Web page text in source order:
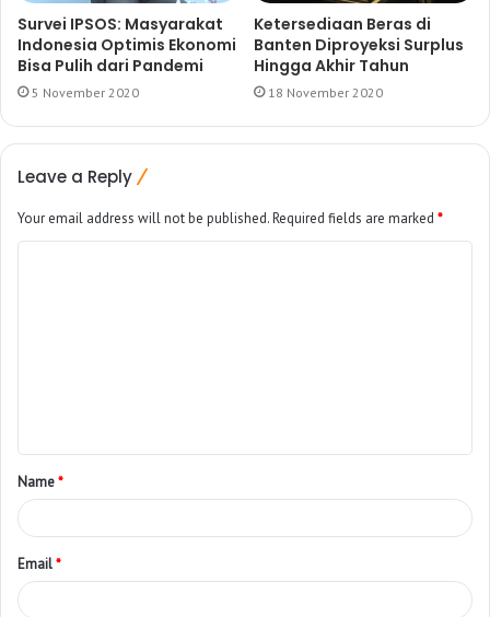
Survei IPSOS: Masyarakat
Indonesia Optimis Ekonomi
Bisa Pulih dari Pandemi
5 November 2020
Ketersediaan Beras di
Banten Diproyeksi Surplus
Hingga Akhir Tahun
18 November 2020
Leave a Reply
Your email address will not be published.Required fields are marked *
Name*
Email*